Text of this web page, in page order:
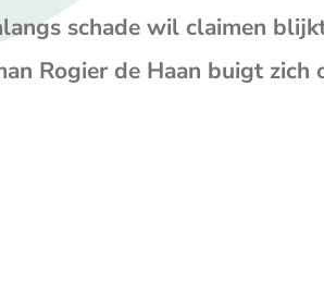
schade wil claimen
Rogier de Haan buigt zich